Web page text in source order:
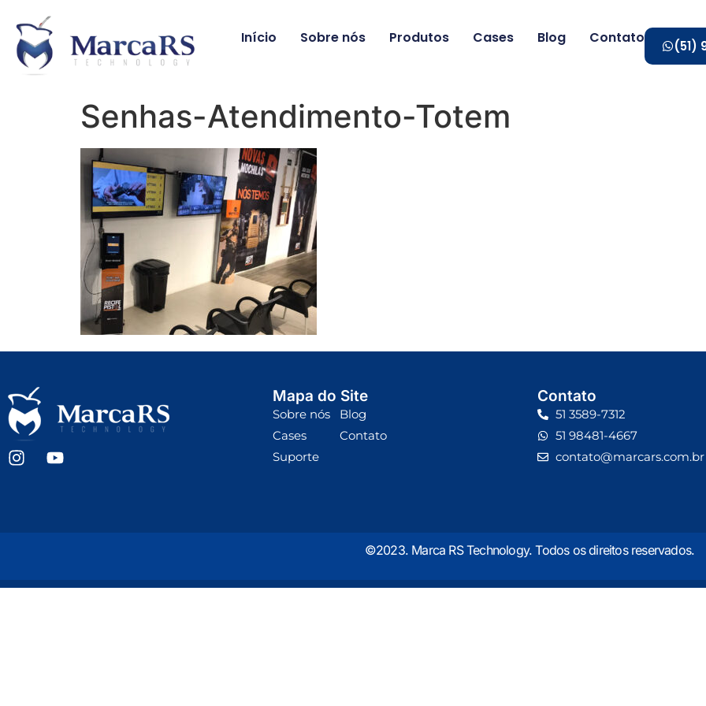
Início Sobre nós Produtos Cases Blog Contato (51)
Senhas-Atendimento-Totem
Mapa do Site
Sobre nós
Cases
Suporte
Blog
Contato
Contato
51 3589-7312
51 98481-4667
contato@marcars.com.br
©2023. Marca RS Technology. Todos os direitos reservados.